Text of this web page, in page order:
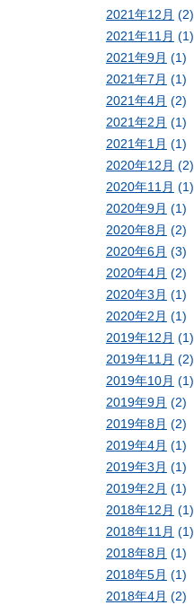
2021年12月 (2)
2021年11月 (1)
2021年9月 (1)
2021年7月 (1)
2021年4月 (2)
2021年2月 (1)
2021年1月 (1)
2020年12月 (2)
2020年11月 (1)
2020年9月 (1)
2020年8月 (2)
2020年6月 (3)
2020年4月 (2)
2020年3月 (1)
2020年2月 (1)
2019年12月 (1)
2019年11月 (2)
2019年10月 (1)
2019年9月 (2)
2019年8月 (2)
2019年4月 (1)
2019年3月 (1)
2019年2月 (1)
2018年12月 (1)
2018年11月 (1)
2018年8月 (1)
2018年5月 (1)
2018年4月 (2)